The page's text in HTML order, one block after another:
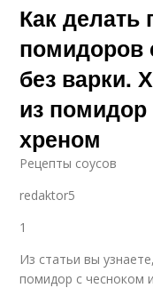
Как делать
помидоров
без варки.
из
хреном
Рецепты соусов
redaktor5
1
Из статьи вы
помидор с чесноком